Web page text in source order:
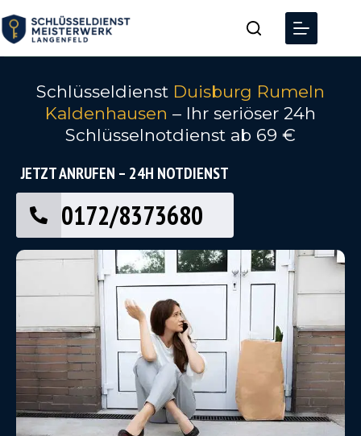
Schlüsseldienst Duisburg Rumeln
Kaldenhausen – Ihr seriöser 24h
Schlüsselnotdienst ab 69 €
JETZT ANRUFEN – 24H NOTDIENST
0172/8373680